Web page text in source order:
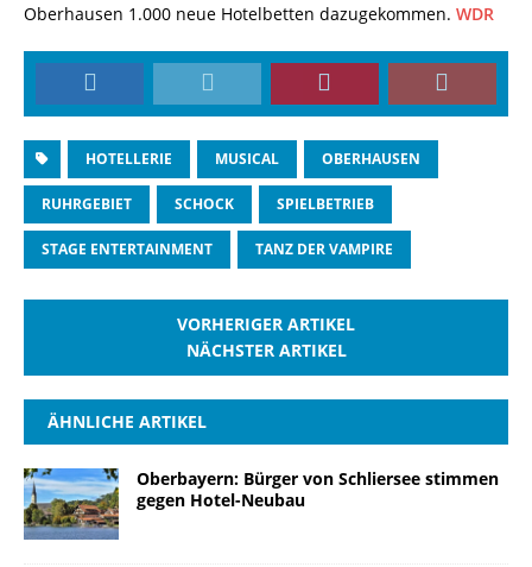
Oberhausen 1.000 neue Hotelbetten dazugekommen. WDR
HOTELLERIE MUSICAL OBERHAUSEN
RUHRGEBIET SCHOCK SPIELBETRIEB
STAGE ENTERTAINMENT TANZ DER VAMPIRE
VORHERIGER ARTIKEL
NÄCHSTER ARTIKEL
ÄHNLICHE ARTIKEL
Oberbayern: Bürger von Schliersee stimmen
gegen Hotel-Neubau